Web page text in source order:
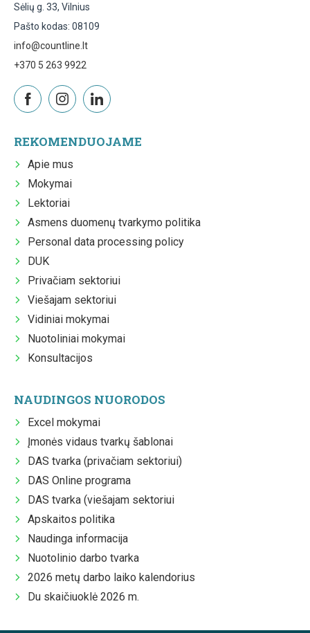
Sėlių g. 33, Vilnius
Pašto kodas: 08109
info@countline.lt
+370 5 263 9922
REKOMENDUOJAME
Apie mus
Mokymai
Lektoriai
Asmens duomenų tvarkymo politika
Personal data processing policy
DUK
Privačiam sektoriui
Viešajam sektoriui
Vidiniai mokymai
Nuotoliniai mokymai
Konsultacijos
NAUDINGOS NUORODOS
Excel mokymai
Įmonės vidaus tvarkų šablonai
DAS tvarka (privačiam sektoriui)
DAS Online programa
DAS tvarka (viešajam sektoriui
Apskaitos politika
Naudinga informacija
Nuotolinio darbo tvarka
2026 metų darbo laiko kalendorius
Du skaičiuoklė 2026 m.